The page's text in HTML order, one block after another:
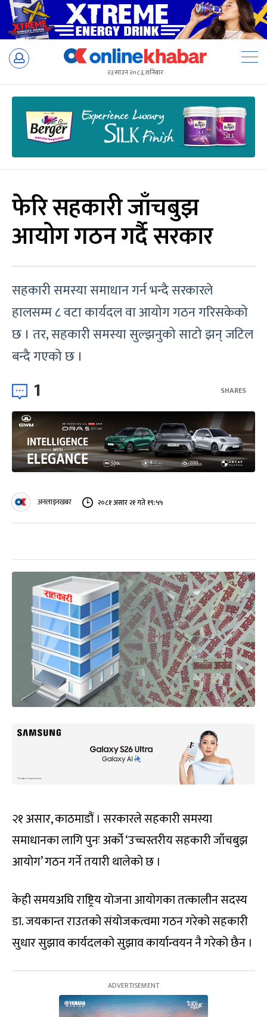
Skip
२३ साउन २०८३, शनिबार
फेरि सहकारी जाँचबुझ
आयोग गठन गर्दै सरकार
सहकारी समस्या समाधान गर्न भन्दै सरकारले
हालसम्म ८ वटा कार्यदल वा आयोग गठन गरिसकेको
छ । तर, सहकारी समस्या सुल्झनुको साटो झन् जटिल
बन्दै गएको छ ।
1 SHARES
अनलाइनखबर २०८१ असार २१ गते १९:५५
२१ असार, काठमाडौं । सरकारले सहकारी समस्या
समाधानका लागि पुनः अर्को ‘उच्चस्तरीय सहकारी जाँचबुझ
आयोग’ गठन गर्ने तयारी थालेको छ ।
केही समयअघि राष्ट्रिय योजना आयोगका तत्कालीन सदस्य
डा. जयकान्त राउतको संयोजकत्वमा गठन गरेको सहकारी
सुधार सुझाव कार्यदलको सुझाव कार्यान्वयन नै गरेको छैन ।